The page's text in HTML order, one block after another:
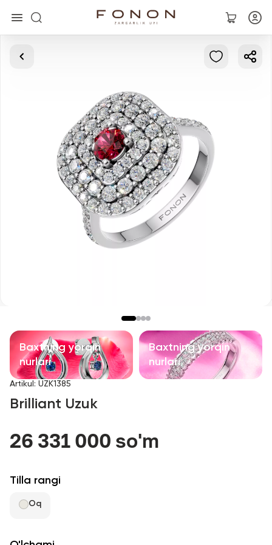
Asosiy
Bilaguzuklar
Aksessuarlar
Barcha
Biz haqimizda
Do'kon topish
Sevimli
+998 71 205 22 22
Baxtning yorqin
nurlari
Baxtning yorqin
nurlari
Artikul : UZK1385
Brilliant Uzuk
26 331 000 so'm
Tilla rangi
Oq